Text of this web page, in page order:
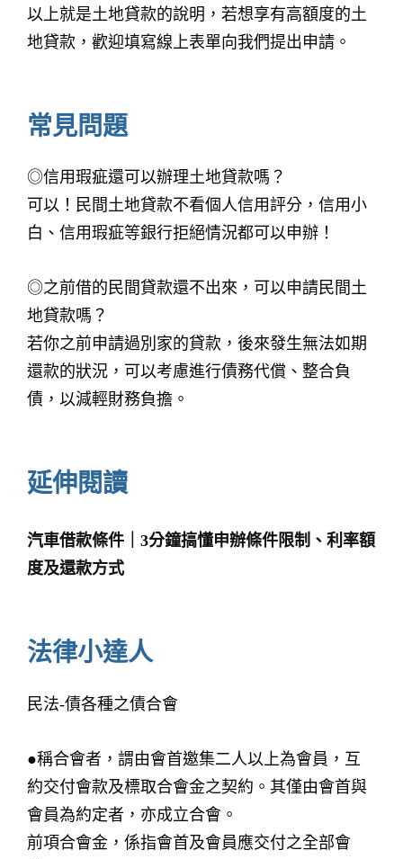
以上就是土地貸款的說明，若想享有高額度的土
地貸款，歡迎填寫線上表單向我們提出申請。
常見問題
◎信用瑕疵還可以辦理土地貸款嗎？
可以！民間土地貸款不看個人信用評分，信用小
白、信用瑕疵等銀行拒絕情況都可以申辦！
◎之前借的民間貸款還不出來，可以申請民間土
地貸款嗎？
若你之前申請過別家的貸款，後來發生無法如期
還款的狀況，可以考慮進行債務代償、整合負
債，以減輕財務負擔。
延伸閱讀
汽車借款條件｜3分鐘搞懂申辦條件限制、利率額
度及還款方式
法律小達人
民法-債各種之債合會
●稱合會者，謂由會首邀集二人以上為會員，互
約交付會款及標取合會金之契約。其僅由會首與
會員為約定者，亦成立合會。
前項合會金，係指會首及會員應交付之全部會